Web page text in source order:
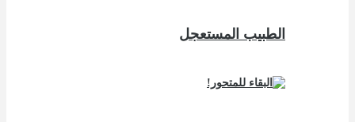
الطبيب المستعجل